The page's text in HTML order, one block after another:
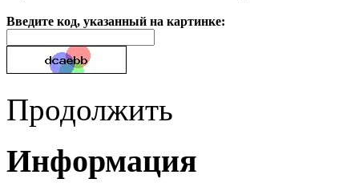
Введите код, указанный на картинке:
Продолжить
Информация